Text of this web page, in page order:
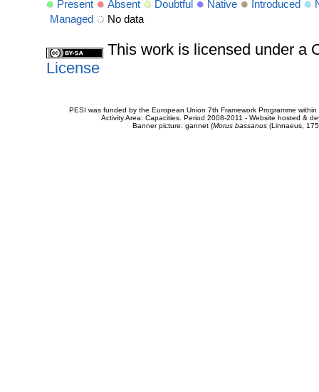
Present Absent Doubtful Native Introduced
Managed
No data
This work is licensed under a
License
PESI was funded by the European Union 7th Framework Programme
Activity Area: Capacities. Period 2008-2011 - Website hosted &
Banner picture: gannet (Morus bassanus(Linnaeus,